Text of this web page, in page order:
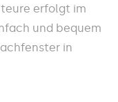
erfolgt im
und bequem
in